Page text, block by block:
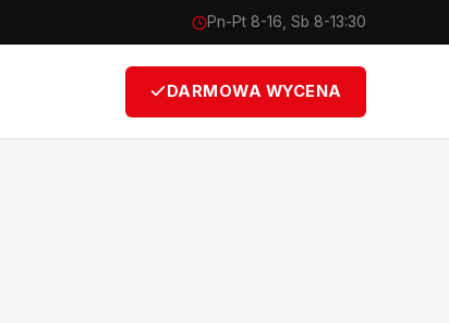
Pn-Pt 8-16, Sb 8-13:30
DARMOWA WYCENA